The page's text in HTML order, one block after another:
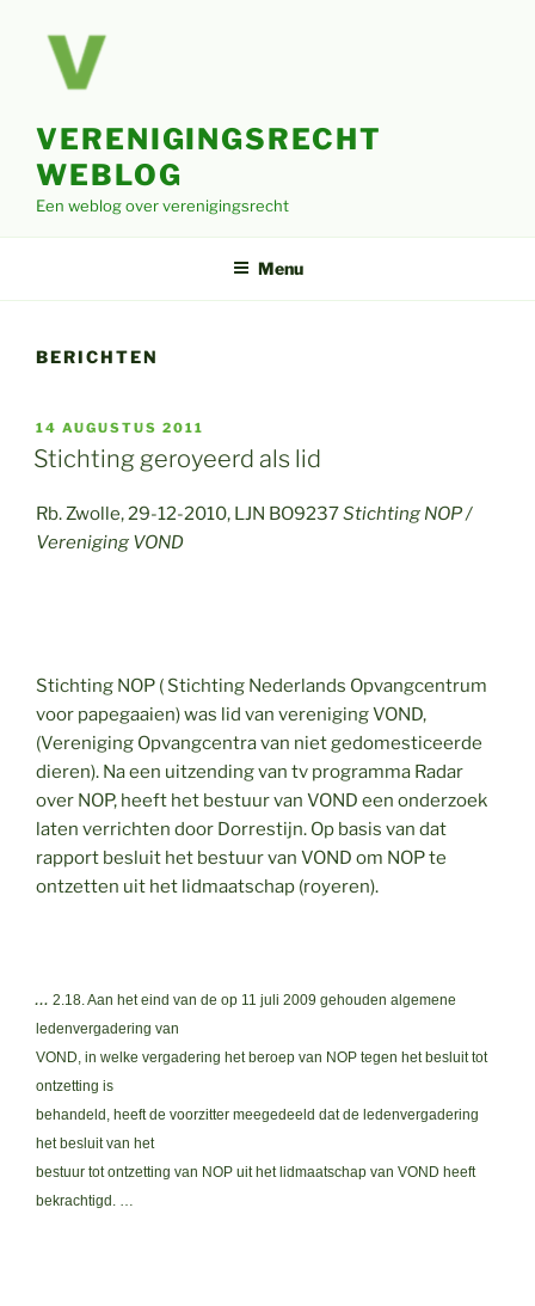
VERENIGINGSRECHT
WEBLOG
Een weblog over verenigingsrecht
Menu
BERICHTEN
GEPLAATST
OP
14 AUGUSTUS 2011
Stichting geroyeerd als lid
Rb. Zwolle, 29-12-2010, LJN BO9237Stichting NOP /
Vereniging VOND
Stichting NOP ( Stichting Nederlands Opvangcentrum
voor papegaaien) was lid van vereniging VOND,
(Vereniging Opvangcentra van niet gedomesticeerde
dieren). Na een uitzending van tv programma Radar
over NOP, heeft het bestuur van VOND een onderzoek
laten verrichten door Dorrestijn. Op basis van dat
rapport besluit het bestuur van VOND om NOP te
ontzetten uit het lidmaatschap (royeren).
… 2.18. Aan het eind van de op 11 juli 2009 gehouden algemene
ledenvergadering van
VOND, in welke vergadering het beroep van NOP tegen het besluit tot
ontzetting is
behandeld, heeft de voorzitter meegedeeld dat de ledenvergadering
het besluit van het
bestuur tot ontzetting van NOP uit het lidmaatschap van VOND heeft
bekrachtigd. …